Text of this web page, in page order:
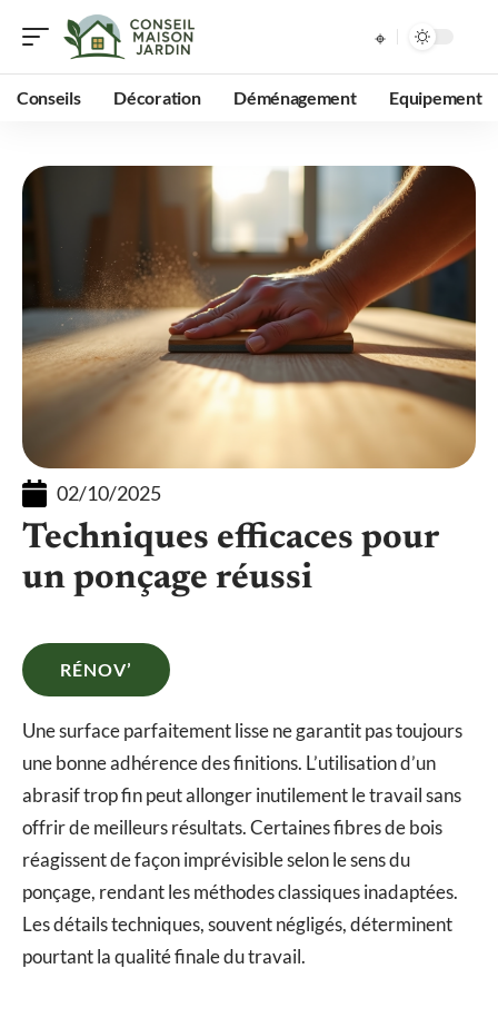
Conseils Décoration Déménagement Equipement
02/10/2025
Techniques efficaces pour
un ponçage réussi
RÉNOV’
Une surface parfaitement lisse ne garantit pas toujours
une bonne adhérence des finitions. L’utilisation d’un
abrasif trop fin peut allonger inutilement le travail sans
offrir de meilleurs résultats. Certaines fibres de bois
réagissent de façon imprévisible selon le sens du
ponçage, rendant les méthodes classiques inadaptées.
Les détails techniques, souvent négligés, déterminent
pourtant la qualité finale du travail.